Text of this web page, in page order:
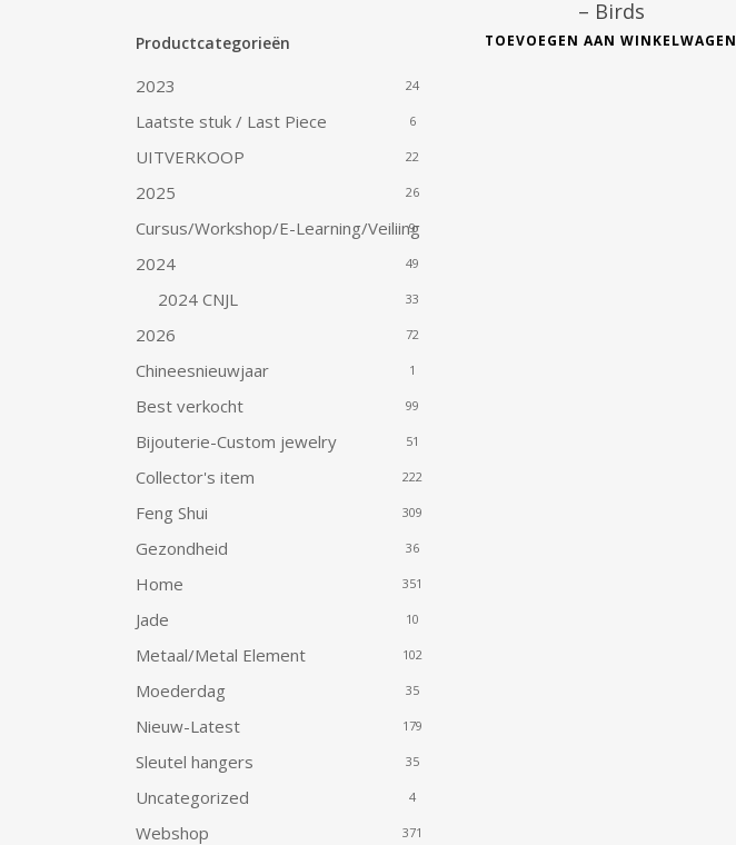
Productcategorieën
2023 24
Laatste stuk / Last Piece 6
UITVERKOOP 22
2025 26
Cursus/Workshop/E-Learning/Veiliing
9
2024 49
2024 CNJL 33
2026 72
Chineesnieuwjaar 1
Best verkocht 99
Bijouterie-Custom jewelry 51
Collector's item 222
Feng Shui 309
Gezondheid 36
Home 351
Jade 10
Metaal/Metal Element 102
Moederdag 35
Nieuw-Latest 179
Sleutel hangers 35
Uncategorized 4
Webshop 371
– Birds
TOEVOEGEN AAN WINKELWAGEN